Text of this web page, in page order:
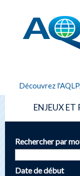
AQLPA
Découvrez
ENJEUX ET
Rechercher par
Date de début